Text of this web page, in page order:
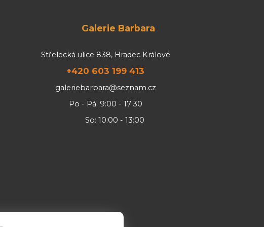
Galerie Barbara
Střelecká ulice 838, Hradec Králové
+420 603 199 413
galeriebarbara@seznam.cz
Po - Pá: 9:00 - 17:30
So: 10:00 - 13:00